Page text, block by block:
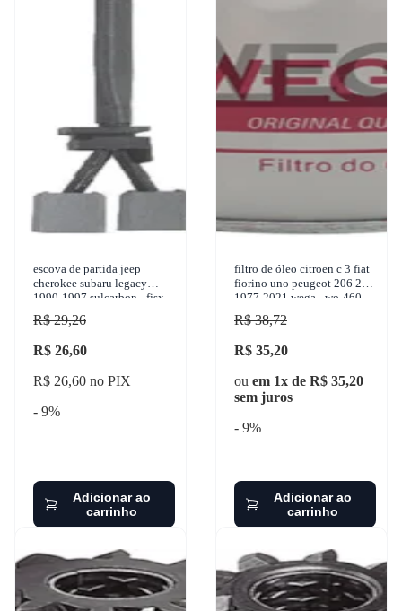
escova de partida jeep
cherokee subaru legacy
1990-1997 sulcarbon - fjsx-
8311
R$ 29,26
R$ 26,60
R$ 26,60 no PIX
- 9%
Adicionar ao
carrinho
filtro de óleo citroen c 3 fiat
fiorino uno peugeot 206 207
1977-2021 wega - wo-460
R$ 38,72
R$ 35,20
ou em 1x de R$ 35,20
sem juros
- 9%
Adicionar ao
carrinho